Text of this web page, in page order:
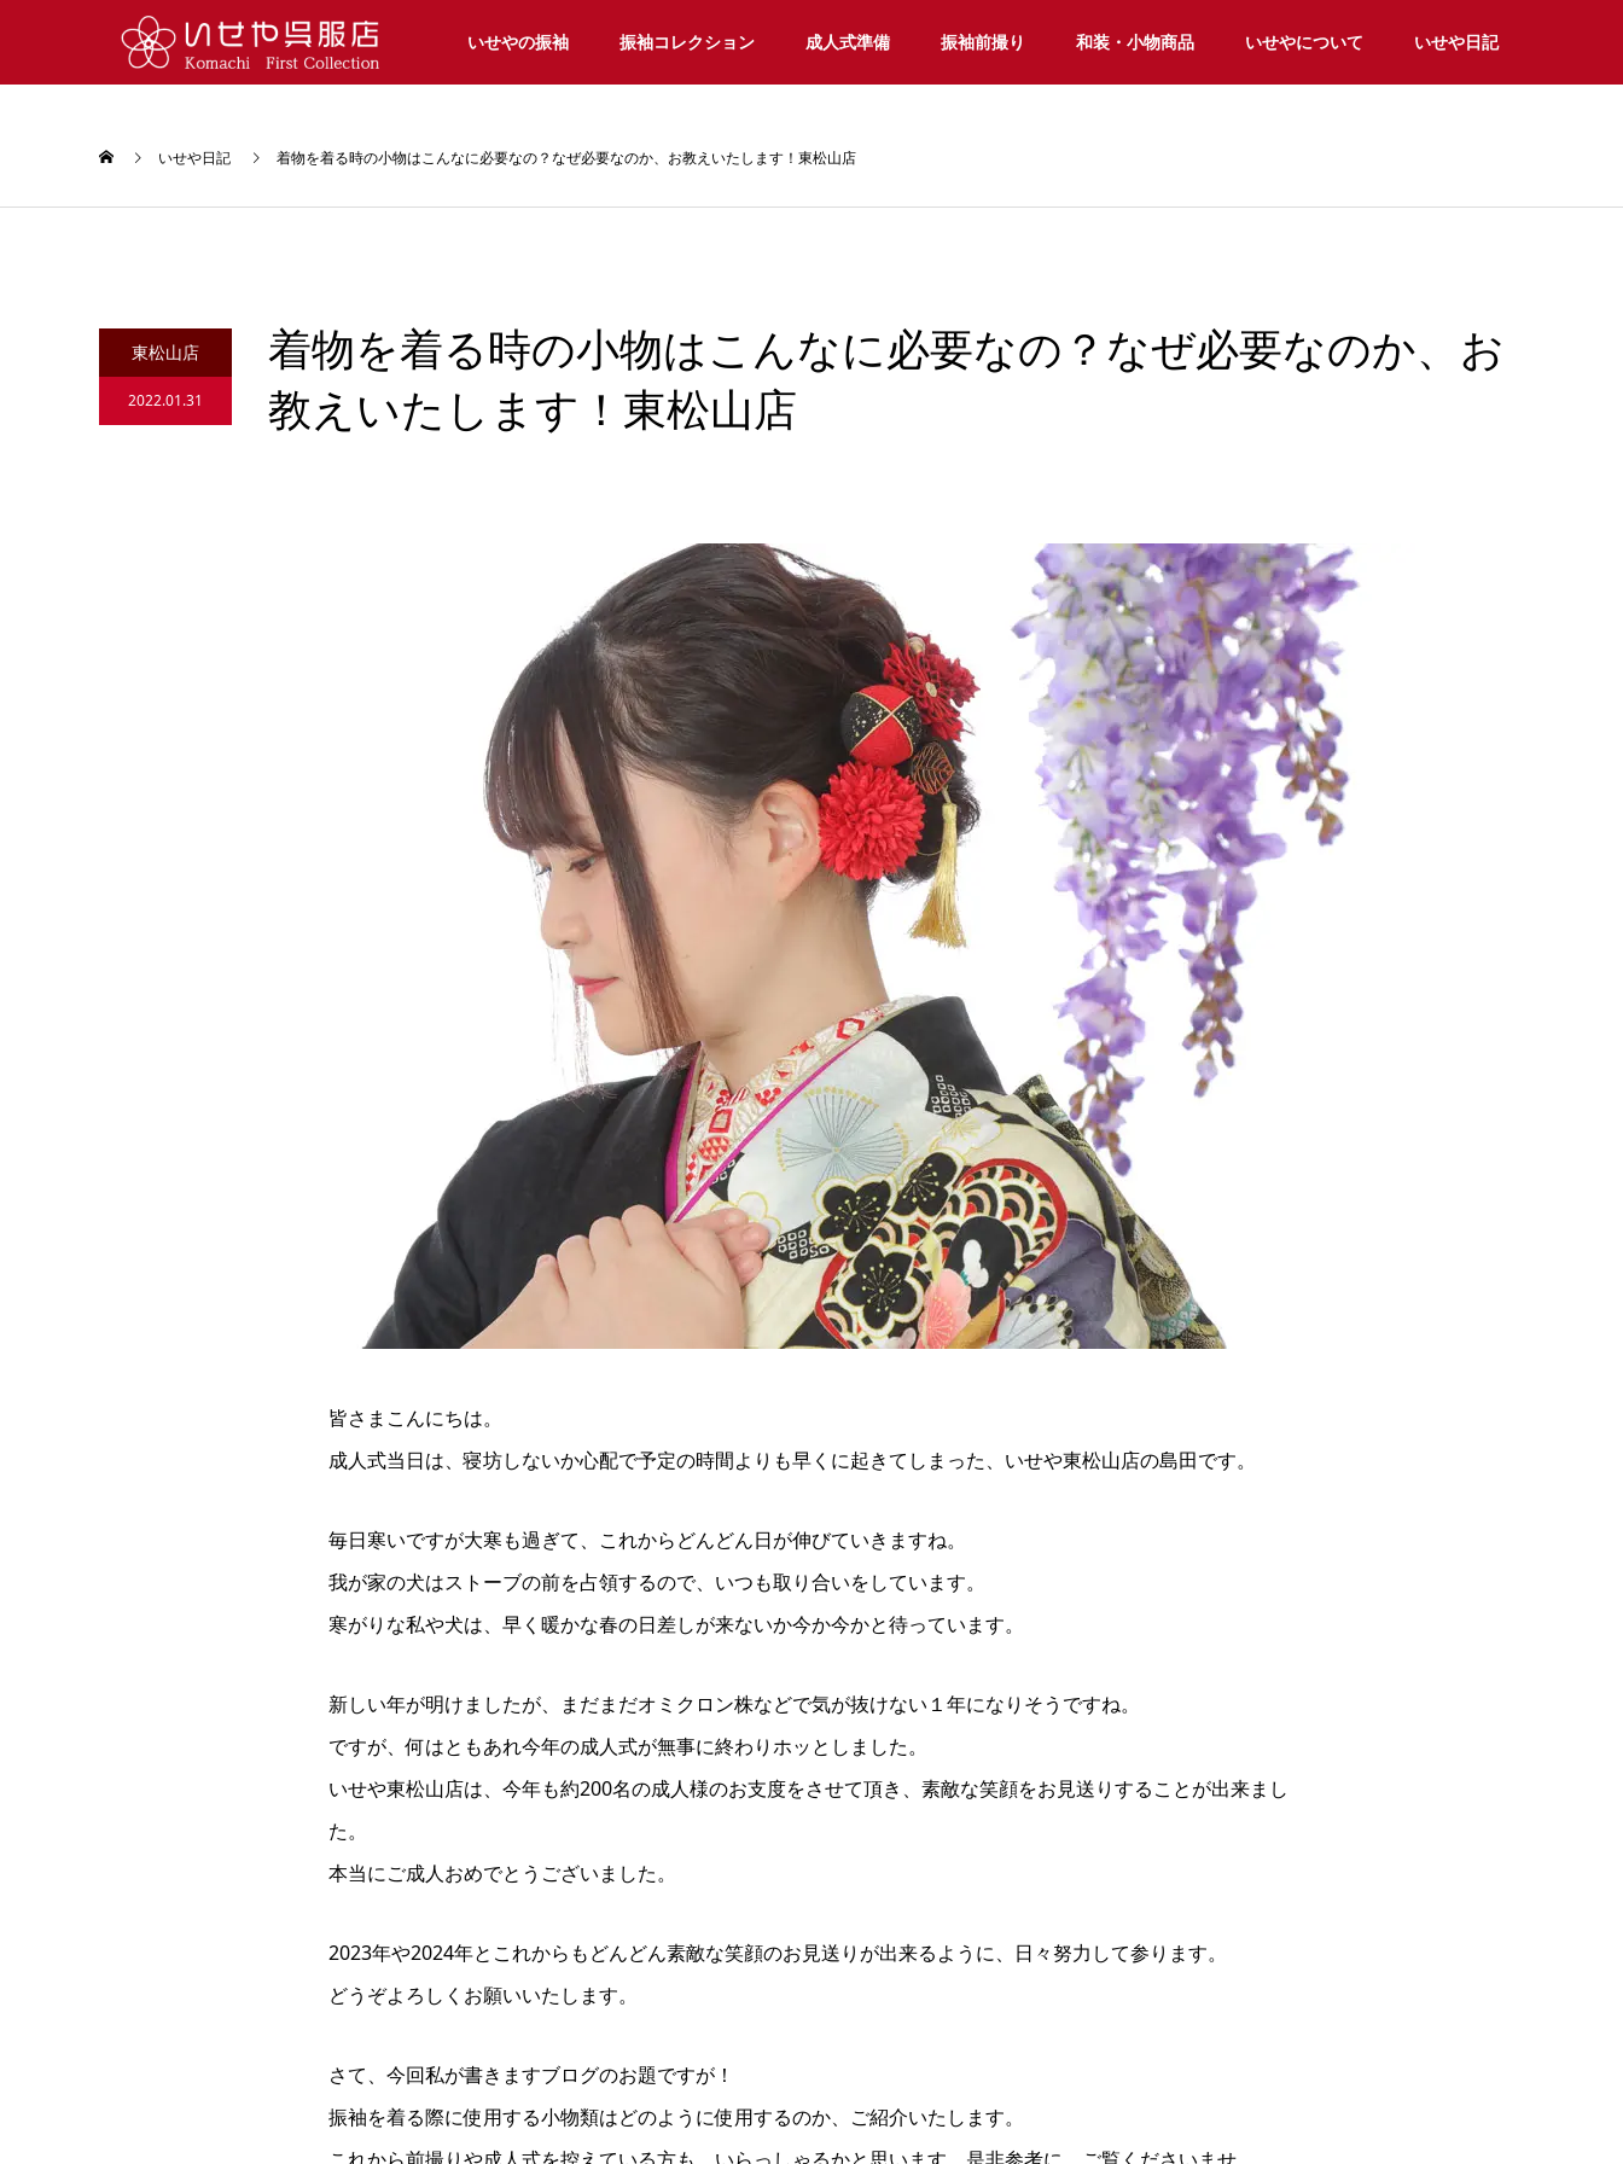
いせやの振袖 振袖コレクション 成人式準備 振袖前撮り 和装・小物商品 いせやについて いせや日記
いせや日記 着物を着る時の小物はこんなに必要なの？なぜ必要なのか、お教えいたします！東松山店
東松山店
2022.01.31
着物を着る時の小物はこんなに必要なの？なぜ必要なのか、お
教えいたします！東松山店
皆さまこんにちは。
成人式当日は、寝坊しないか心配で予定の時間よりも早くに起きてしまった、いせや東松山店の島田です。
毎日寒いですが大寒も過ぎて、これからどんどん日が伸びていきますね。
我が家の犬はストーブの前を占領するので、いつも取り合いをしています。
寒がりな私や犬は、早く暖かな春の日差しが来ないか今か今かと待っています。
新しい年が明けましたが、まだまだオミクロン株などで気が抜けない１年になりそうですね。
ですが、何はともあれ今年の成人式が無事に終わりホッとしました。
いせや東松山店は、今年も約200名の成人様のお支度をさせて頂き、素敵な笑顔をお見送りすることが出来まし
た。
本当にご成人おめでとうございました。
2023年や2024年とこれからもどんどん素敵な笑顔のお見送りが出来るように、日々努力して参ります。
どうぞよろしくお願いいたします。
さて、今回私が書きますブログのお題ですが！
振袖を着る際に使用する小物類はどのように使用するのか、ご紹介いたします。